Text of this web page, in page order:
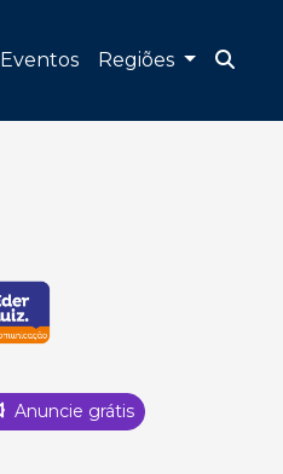
Eventos Regiões
Anuncie grátis